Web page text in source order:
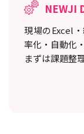
NEWJI
現場のExcel
率化・自動化
まずは課題整